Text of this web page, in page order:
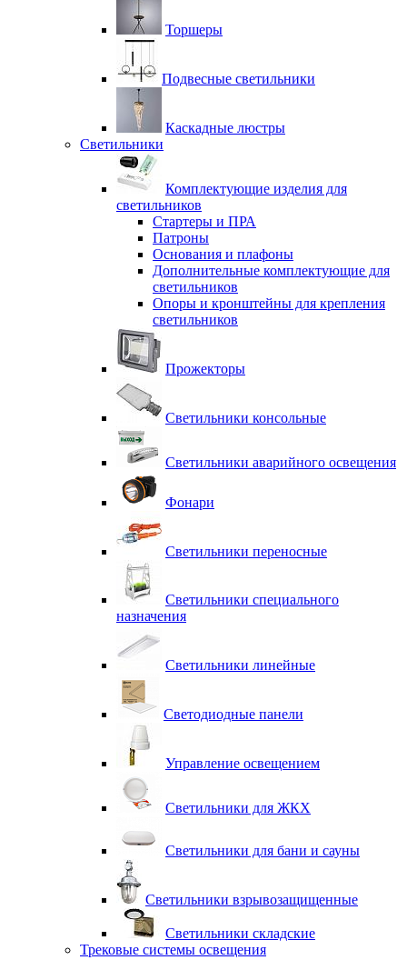
Торшеры
Подвесные светильники
Каскадные люстры
Светильники
Комплектующие изделия для
светильников
Стартеры и ПРА
Патроны
Основания и плафоны
Дополнительные комплектующие для
светильников
Опоры и кронштейны для крепления
светильников
Прожекторы
Светильники консольные
Светильники аварийного освещения
Фонари
Светильники переносные
Светильники специального
назначения
Светильники линейные
Светодиодные панели
Управление освещением
Светильники для ЖКХ
Светильники для бани и сауны
Светильники взрывозащищенные
Светильники складские
Трековые системы освещения